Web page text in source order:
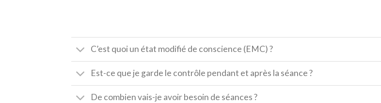
C’est quoi un état modifié de conscience (EMC) ?
Est-ce que je garde le contrôle pendant et après la séance ?
De combien vais-je avoir besoin de séances ?